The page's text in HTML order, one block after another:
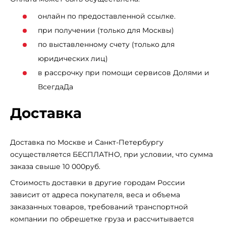
онлайн по предоставленной ссылке.
при получении (только для Москвы)
по выставленному счету (только для
юридических лиц)
в рассрочку при помощи сервисов Долями и
ВсегдаДа
Доставка
Доставка по Москве и Санкт-Петербургу
осуществляется БЕСПЛАТНО, при условии, что сумма
заказа свыше 10 000руб.
Стоимость доставки в другие городам России
зависит от адреса покупателя, веса и объема
заказанных товаров, требований транспортной
компании по обрешетке груза и рассчитывается